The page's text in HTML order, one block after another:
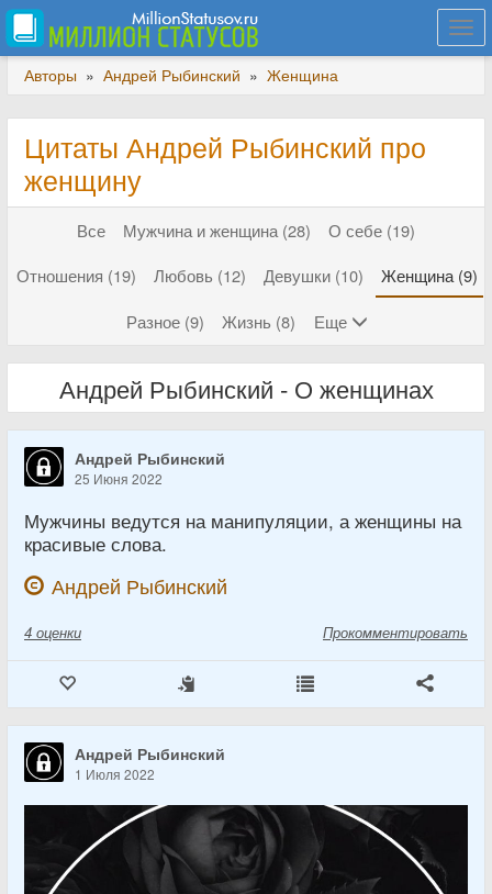
Авторы » Андрей Рыбинский » Женщина
Цитаты Андрей Рыбинский про
женщину
Все Мужчина и женщина (28)
О себе (19)
Отношения (19)
Любовь (12) Девушки (10)
Женщина (9)
Разное (9)
Жизнь (8) Еще
Андрей Рыбинский - О женщинах
Андрей Рыбинский
25 Июня 2022
Мужчины ведутся на манипуляции, а женщины на
красивые слова.
Андрей Рыбинский
4 оценки Прокомментировать
Андрей Рыбинский
1 Июля 2022